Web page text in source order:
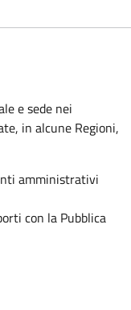
e sede nei
in alcune Regioni,
amministrativi
con la Pubblica